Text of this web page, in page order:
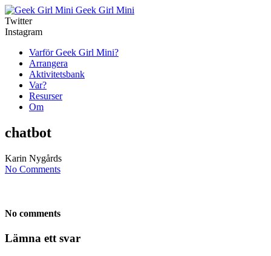
Geek Girl Mini
Twitter
Instagram
Varför Geek Girl Mini?
Arrangera
Aktivitetsbank
Var?
Resurser
Om
chatbot
Karin Nygårds
No Comments
No comments
Lämna ett svar